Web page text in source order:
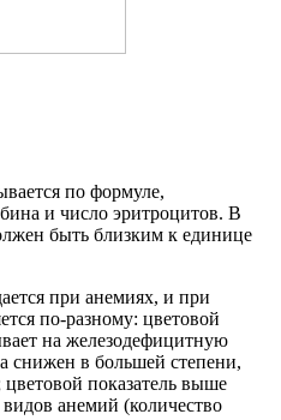
по формуле,
и число эритроцитов. В
быть близким к единице
при анемиях, и при
по-разному: цветовой
на железодефицитную
снижен в большей степени,
показатель выше
анемий (количество